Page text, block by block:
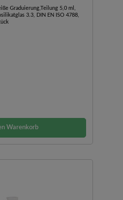
Graduierung,Teilung 5,0 ml,
3.3, DIN EN ISO 4788,
Warenkorb